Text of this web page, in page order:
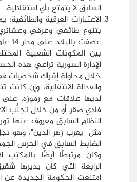
السابق لا يتمتع بأي استقلالية.
الاعتبارات العرقية
بتنوع طائفي وعرقي
بين المكونات الشعبية
الإدارة السورية تراعي هذه
خلال محاولة إشراك شخصيات
والعدالة الانتقالية، وإن كانت
لديها علاقات مع رموزه، على
فادي صقر. أو من خلال تجنُّب
النظام السابق معروف عنها
مثل "يعرب زهر الدين"، وهو
الضابط السابق في الحرس
وكان مرتبطًا أيضًا بالمكتب
الرابعة التي كان يديرها
امتنعت الحكومة الجديدة عن